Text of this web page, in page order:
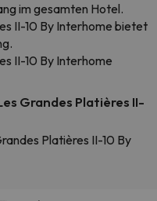
im gesamten Hotel.
II-10 By Interhome bietet
II-10 By Interhome
Grandes Platières II-
Platières II-10 By